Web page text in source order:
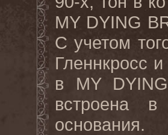
MY DYING
С учетом
Гленнкросс
в MY
встроена
основания.